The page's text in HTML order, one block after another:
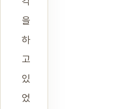
을
하
고
있
었